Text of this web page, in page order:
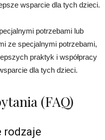
wsparcie dla tych dzieci.
potrzebami lub
ze specjalnymi potrzebami,
praktyk i współpracy
dla tych dzieci.
(FAQ)
rodzaje